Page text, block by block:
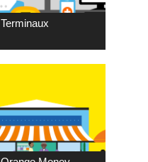
Terminaux